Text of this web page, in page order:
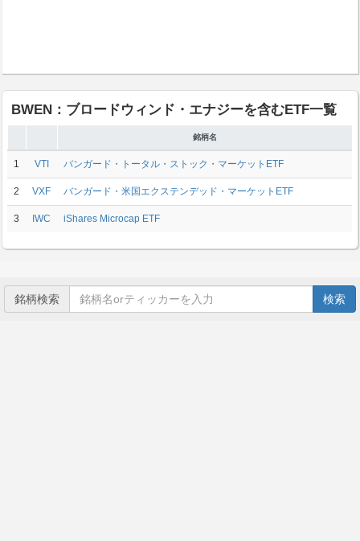
BWEN：ブロードウィンド・エナジーを含むETF一覧
銘柄名
1 VTI バンガード・トータル・ストック・マーケットETF
2 VXF バンガード・米国エクステンデッド・マーケットETF
3 IWC iShares Microcap ETF
銘柄検索 検索